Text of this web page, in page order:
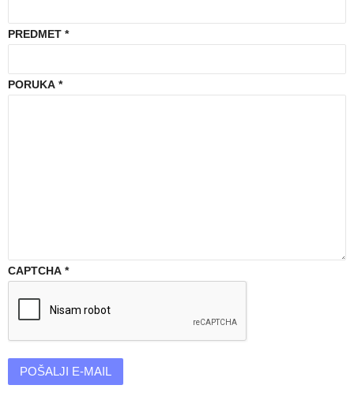
PREDMET *
PORUKA *
CAPTCHA *
POŠALJI E-MAIL